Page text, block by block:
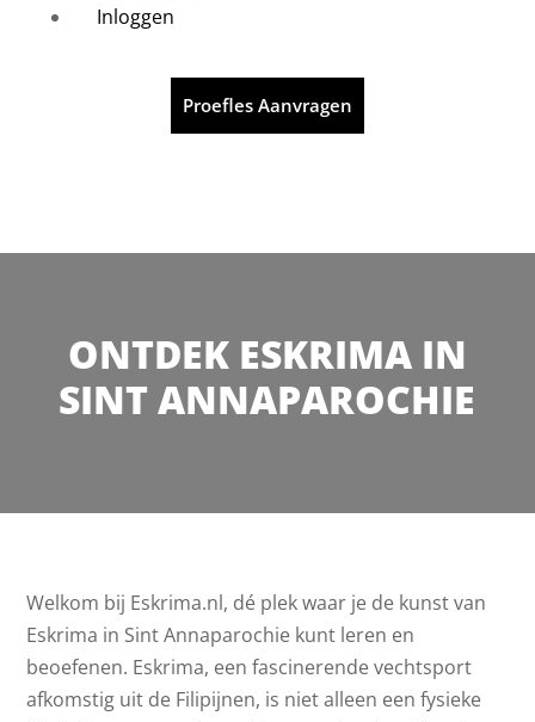
Inloggen
Proefles Aanvragen
ONTDEK ESKRIMA IN
SINT ANNAPAROCHIE
Welkom bij Eskrima.nl, dé plek waar je de kunst van
Eskrima in Sint Annaparochie kunt leren en
beoefenen. Eskrima, een fascinerende vechtsport
afkomstig uit de Filipijnen, is niet alleen een fysieke